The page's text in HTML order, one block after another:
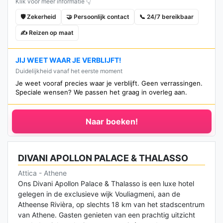
🛡️ Zekerheid 🤝 Persoonlijk contact 📞 24/7 bereikbaar
✍️ Reizen op maat
JIJ WEET WAAR JE VERBLIJFT!
Duidelijkheid vanaf het eerste moment
Je weet vooraf precies waar je verblijft. Geen verrassingen.
Speciale wensen? We passen het graag in overleg aan.
Naar boeken!
DIVANI APOLLON PALACE & THALASSO
Attica - Athene
Ons Divani Apollon Palace & Thalasso is een luxe hotel
gelegen in de exclusieve wijk Vouliagmeni, aan de
Atheense Rivièra, op slechts 18 km van het stadscentrum
van Athene. Gasten genieten van een prachtig uitzicht